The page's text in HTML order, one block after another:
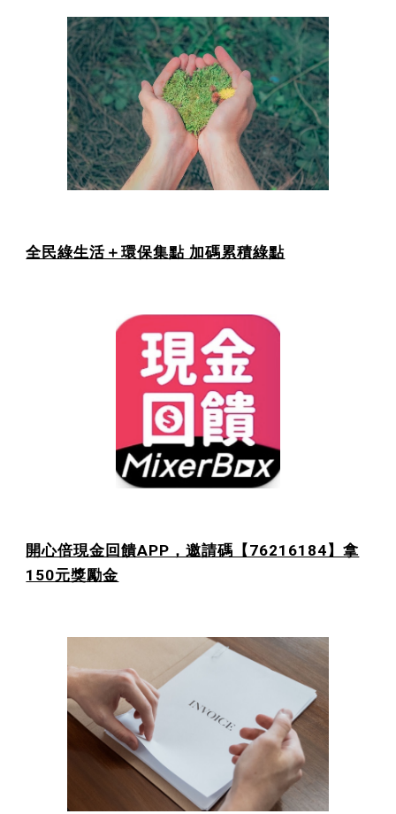
全民綠生活＋環保集點 加碼累積綠點
開心倍現金回饋APP，邀請碼【76216184】拿
150元獎勵金